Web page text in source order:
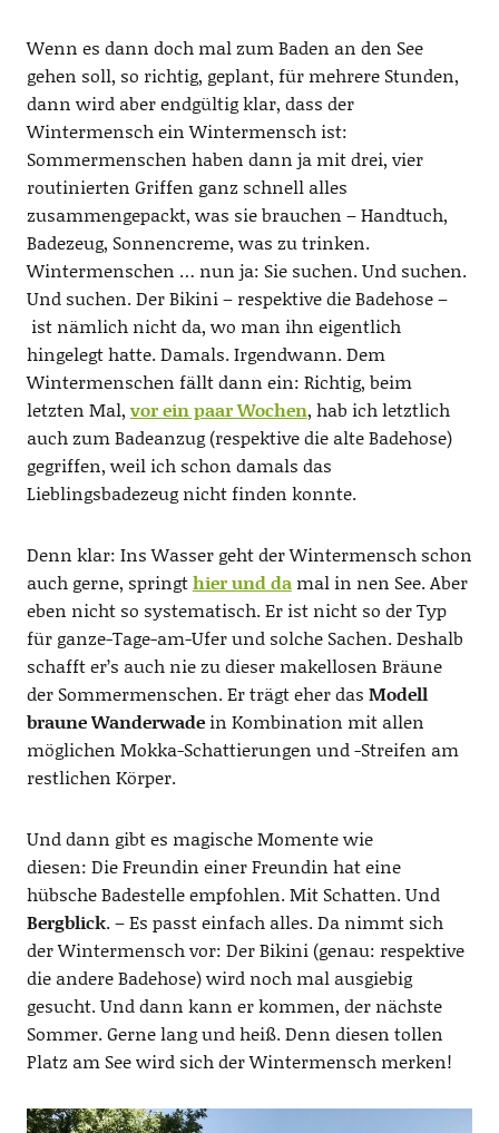
Wenn es dann doch mal zum Baden an den See
gehen soll, so richtig, geplant, für mehrere Stunden,
dann wird aber endgültig klar, dass der
Wintermensch ein Wintermensch ist:
Sommermenschen haben dann ja mit drei, vier
routinierten Griffen ganz schnell alles
zusammengepackt, was sie brauchen – Handtuch,
Badezeug, Sonnencreme, was zu trinken.
Wintermenschen … nun ja: Sie suchen. Und suchen.
Und suchen. Der Bikini – respektive die Badehose –
ist nämlich nicht da, wo man ihn eigentlich
hingelegt hatte. Damals. Irgendwann. Dem
Wintermenschen fällt dann ein: Richtig, beim
letzten Mal,vor ein paar Wochen, hab ich letztlich
auch zum Badeanzug (respektive die alte Badehose)
gegriffen, weil ich schon damals das
Lieblingsbadezeug nicht finden konnte.
Denn klar: Ins Wasser geht der Wintermensch schon
auch gerne, springthier und damal in nen See. Aber
eben nicht so systematisch. Er ist nicht so der Typ
für ganze-Tage-am-Ufer und solche Sachen. Deshalb
schafft er’s auch nie zu dieser makellosen Bräune
der Sommermenschen. Er trägt eher das Modell
braune Wanderwadein Kombination mit allen
möglichen Mokka-Schattierungen und -Streifen am
restlichen Körper.
Und dann gibt es magische Momente wie
diesen: Die Freundin einer Freundin hat eine
hübsche Badestelle empfohlen. Mit Schatten. Und
Bergblick. – Es passt einfach alles. Da nimmt sich
der Wintermensch vor: Der Bikini (genau: respektive
die andere Badehose) wird noch mal ausgiebig
gesucht. Und dann kann er kommen, der nächste
Sommer. Gerne lang und heiß. Denn diesen tollen
Platz am See wird sich der Wintermensch merken!